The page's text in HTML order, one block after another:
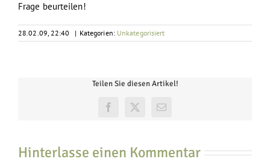
Frage beurteilen!
28.02.09, 22:40 | Kategorien: Unkategorisiert
Teilen Sie diesen Artikel!
Facebook
X
E-
Hinterlasse einen Kommentar